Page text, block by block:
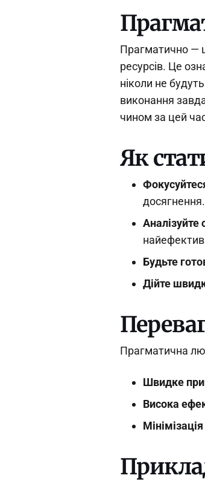
Прагматично —
ресурсів. Це
ніколи не
виконання
чином за цей
Як
досягнення.
Аналізуйте
Будьте
Дійте
Прагматична
Швидке
Висока